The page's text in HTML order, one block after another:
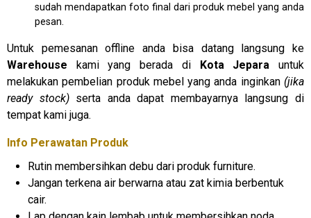
sudah mendapatkan foto final dari produk mebel yang anda
pesan.
Untuk pemesanan offline anda bisa datang langsung ke
Warehouse kami yang berada di Kota Jepara untuk
melakukan pembelian produk mebel yang anda inginkan (jika
ready stock)serta anda dapat membayarnya langsung di
tempat kami juga.
Info Perawatan Produk
Rutin membersihkan debu dari produk furniture.
Jangan terkena air berwarna atau zat kimia berbentuk
cair.